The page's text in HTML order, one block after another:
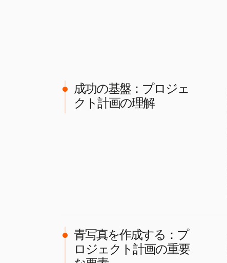
成功の基盤：プロジェ
クト計画の理解
青写真を作成する：プ
ロジェクト計画の重要